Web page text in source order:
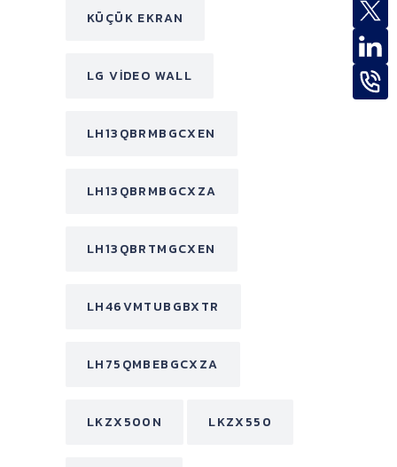
KÜÇÜK EKRAN
LG VIDEO WALL
LH13QBRMBGCXEN
LH13QBRMBGCXZA
LH13QBRTMGCXEN
LH46VMTUBGBXTR
LH75QMBEBGCXZA
LKZX500N LKZX550